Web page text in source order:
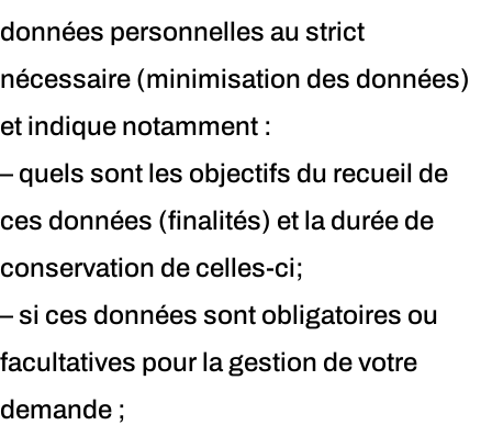
données personnelles au strict
nécessaire (minimisation des données)
et indique notamment :
– quels sont les objectifs du recueil de
ces données (finalités) et la durée de
conservation de celles-ci;
– si ces données sont obligatoires ou
facultatives pour la gestion de votre
demande ;